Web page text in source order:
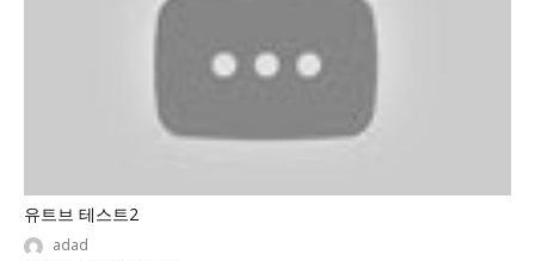
유트브 테스트2
adad